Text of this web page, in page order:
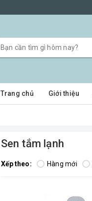
Trang chủ Giới thiệu
Sen tắm lạnh
Xếp theo: Hàng mới